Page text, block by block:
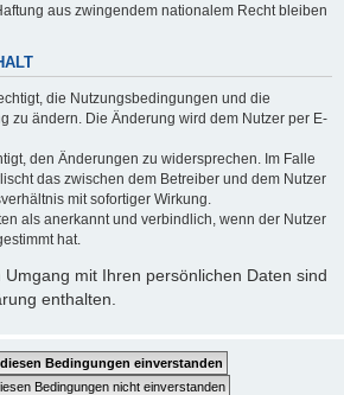
aus zwingendem nationalem Recht bleiben
die Nutzungsbedingungen und die
zu ändern. Die Änderung wird dem Nutzer per E-
den Änderungen zu widersprechen. Im Falle
das zwischen dem Betreiber und dem Nutzer
mit sofortiger Wirkung.
als anerkannt und verbindlich, wenn der Nutzer
hat.
mit Ihren persönlichen Daten sind
enthalten.